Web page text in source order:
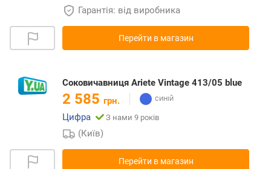
Гарантія: від виробника
Перейти в магазин
Соковичавниця Ariete Vintage 413/05 blue
2 585 грн.
Цифра
З нами 9 років
(Київ)
Перейти в магазин